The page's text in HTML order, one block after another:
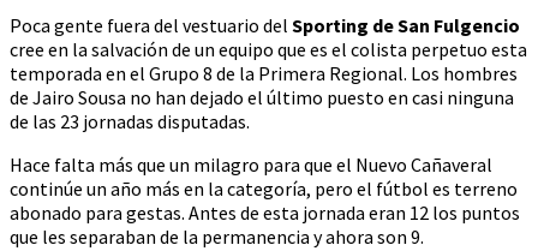
Poca gente fuera del vestuario del Sporting de San Fulgencio
cree en la salvación de un equipo que es el colista perpetuo esta
temporada en el Grupo 8 de la Primera Regional. Los hombres
de Jairo Sousa no han dejado el último puesto en casi ninguna
de las 23 jornadas disputadas.
Hace falta más que un milagro para que el Nuevo Cañaveral
continúe un año más en la categoría, pero el fútbol es terreno
abonado para gestas. Antes de esta jornada eran 12 los puntos
que les separaban de la permanencia y ahora son 9.